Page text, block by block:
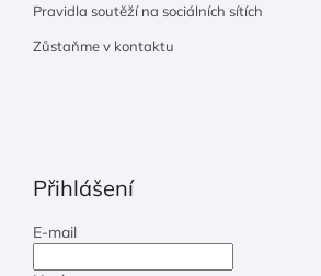
Pravidla soutěží na sociálních sítích
Zůstaňme v kontaktu
Přihlášení
E-mail